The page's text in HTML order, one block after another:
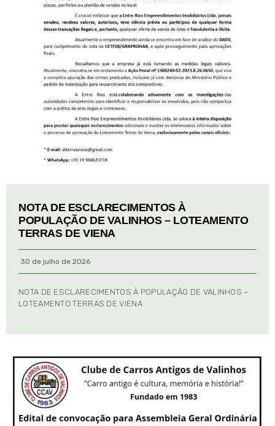
NOTA DE ESCLARECIMENTOS À
POPULAÇÃO DE VALINHOS – LOTEAMENTO
TERRAS DE VIENA
30 de julho de 2026
NOTA DE ESCLARECIMENTOS À POPULAÇÃO DE VALINHOS –
LOTEAMENTO TERRAS DE VIENA